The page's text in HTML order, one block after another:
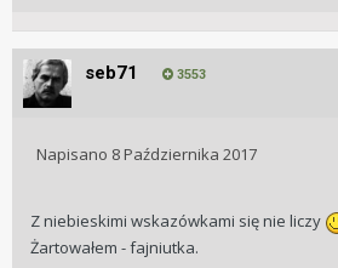
seb71 3553
Napisano 8 Października 2017
Z niebieskimi wskazówkami się nie liczy
Żartowałem - fajniutka.